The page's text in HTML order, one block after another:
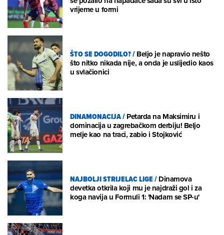
vrijeme u formi
ŠTO SE DOGODILO?/Beljo je napravio nešto
što nitko nikada nije, a onda je uslijedio kaos
u svlačionici
DINAMONACIJA/Petarda na Maksimiru i
dominacija u zagrebačkom derbiju! Beljo
melje kao na traci, zabio i Stojković
NAJBOLJI STRIJELAC LIGE/Dinamova
devetka otkrila koji mu je najdraži gol i za
koga navija u Formuli 1: 'Nadam se SP-u'